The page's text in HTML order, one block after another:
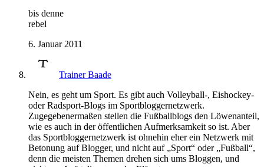
bis denne
rebel
6. Januar 2011
Trainer Baade
Nein, es geht um Sport. Es gibt auch Volleyball-, Eishockey-
oder Radsport-Blogs im Sportbloggernetzwerk.
Zugegebenermaßen stellen die Fußballblogs den Löwenanteil,
wie es auch in der öffentlichen Aufmerksamkeit so ist. Aber
das Sportbloggernetzwerk ist ohnehin eher ein Netzwerk mit
Betonung auf Blogger, und nicht auf „Sport“ oder „Fußball“,
denn die meisten Themen drehen sich ums Bloggen, und